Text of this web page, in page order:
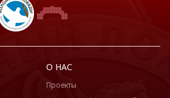
О НАС
Проекты